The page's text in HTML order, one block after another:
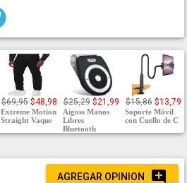
$69,95 $48,98
Extreme Motion
Straight Vaque
$25,29 $21,99
Aigoss Manos
Libres
Bluetooth
$15,86 $13,79
Soporte Móvil
con Cuello de C
AGREGAR OPINION